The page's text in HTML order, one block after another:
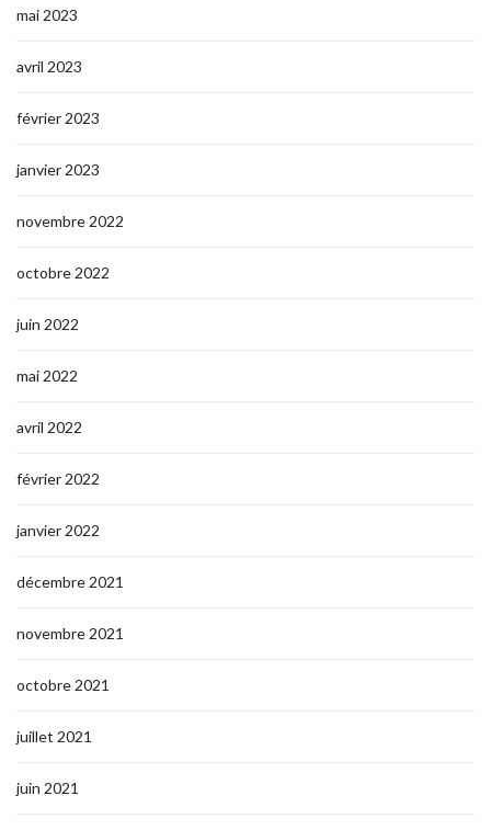
mai 2023
avril 2023
février 2023
janvier 2023
novembre 2022
octobre 2022
juin 2022
mai 2022
avril 2022
février 2022
janvier 2022
décembre 2021
novembre 2021
octobre 2021
juillet 2021
juin 2021